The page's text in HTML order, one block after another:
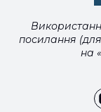
посилання
на